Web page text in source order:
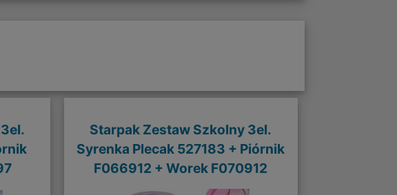
Starpak Zestaw Szkolny 3el.
Syrenka Plecak 527183 + Piórnik
F066912 + Worek F070912